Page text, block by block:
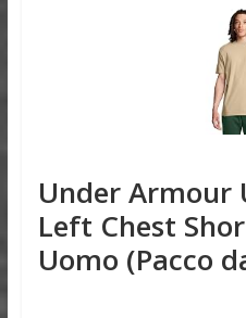
Under Armour
Left Chest
Uomo (Pacco